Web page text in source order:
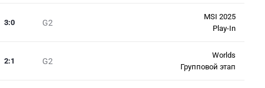
G2
3:0
MSI 2025
Play-In
G2
2:1
Worlds
Групповой этап